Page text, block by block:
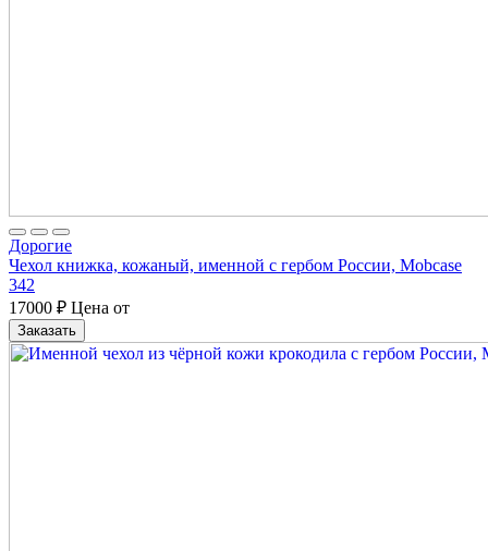
Дорогие
Чехол книжка, кожаный, именной с гербом России, Mobcase
342
17000 ₽ Цена от
Заказать